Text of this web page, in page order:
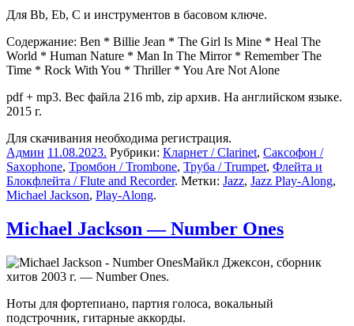
Для Bb, Eb, C и инструментов в басовом ключе.
Содержание: Ben * Billie Jean * The Girl Is Mine * Heal The
World * Human Nature * Man In The Mirror * Remember The
Time * Rock With You * Thriller * You Are Not Alone
pdf + mp3. Вес файла 216 mb, zip архив. На английском языке.
2015 г.
Для скачивания необходима регистрация.
Админ 11.08.2023. Рубрики: Кларнет / Clarinet, Саксофон /
Saxophone, Тромбон / Trombone, Труба / Trumpet, Флейта и
Блокфлейта / Flute and Recorder. Метки: Jazz, Jazz Play-Along,
Michael Jackson, Play-Along.
Michael Jackson — Number Ones
Майкл Джексон, сборник
хитов 2003 г. — Number Ones.
Ноты для фортепиано, партия голоса, вокальный
подстрочник, гитарные аккорды.